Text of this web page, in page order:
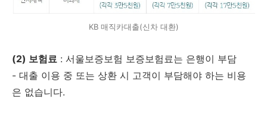
KB 매직카대출(신차 대환)
(2) 보험료 : 서울보증보험 보증보험료는 은행이 부담
- 대출 이용 중 또는 상환 시 고객이 부담해야 하는 비용
은 없습니다.